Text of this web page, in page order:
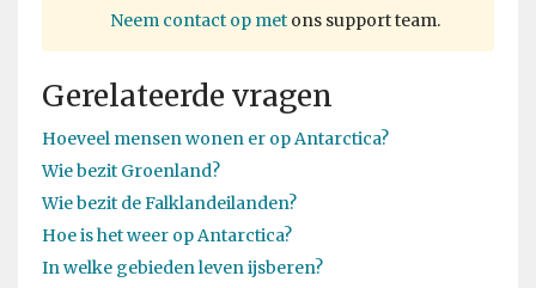
Neem contact op met ons support team.
Gerelateerde vragen
Hoeveel mensen wonen er op Antarctica?
Wie bezit Groenland?
Wie bezit de Falklandeilanden?
Hoe is het weer op Antarctica?
In welke gebieden leven ijsberen?